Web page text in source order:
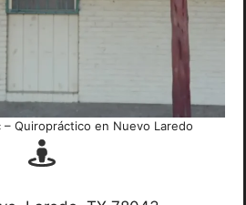
Quiropráctico en Nuevo Laredo